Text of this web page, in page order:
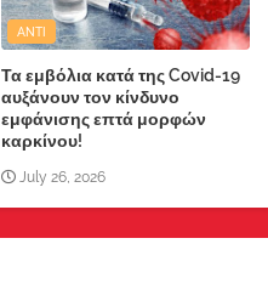
ANTI
Τα εμβόλια κατά της Covid-19
αυξάνουν τον κίνδυνο
εμφάνισης επτά μορφών
καρκίνου!
July 26, 2026